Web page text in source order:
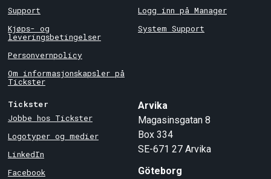
Support
Kjøps- og
leveringsbetingelser
Personvernpolicy
Om informasjonskapsler på
Tickster
Logg inn på Manager
System Support
Tickster
Jobbe hos Tickster
Logotyper og medier
LinkedIn
Facebook
Arvika
Magasinsgatan 8
Box 334
SE-671 27 Arvika
Göteborg